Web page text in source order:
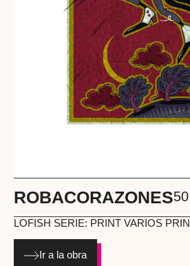
ROBACORAZONES
LOFISH SERIE: PRINT VARIOS
Ir a la obra